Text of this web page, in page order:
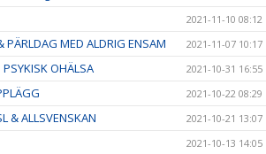
2021-11-10 08:12
PÄRLDAG MED ALDRIG ENSAM 2021-11-07 10:17
OHÄLSA 2021-10-31 16:55
2021-10-22 08:29
& ALLSVENSKAN 2021-10-21 13:07
2021-10-13 14:05